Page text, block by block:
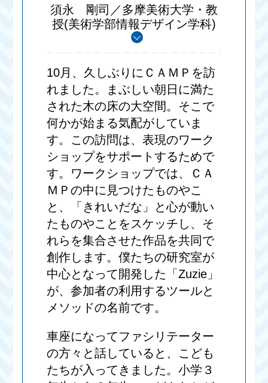
須永 剛司／多摩美術大学・教
授(美術学部情報デザイン学科)
10月、久しぶりにＣＡＭＰを訪
れました。まぶしい朝日に満た
された木の床の大空間。そこで
何かが始まる気配がしていま
す。この訪問は、表現のワーク
ショップをサポートするためで
す。ワークショップでは、ＣＡ
ＭＰの中に見つけたものやこ
と、「きれいだな」と心が動い
たものやことをスケッチし、そ
れらを集合させた作品を共同で
創作します。僕たちの研究室が
中心となって開発した「Zuzie」
が、参加者の利用するツールと
メソッドの名前です。
車座になってファシリテーター
の方々と話していると、こども
たちが入ってきました。小学３